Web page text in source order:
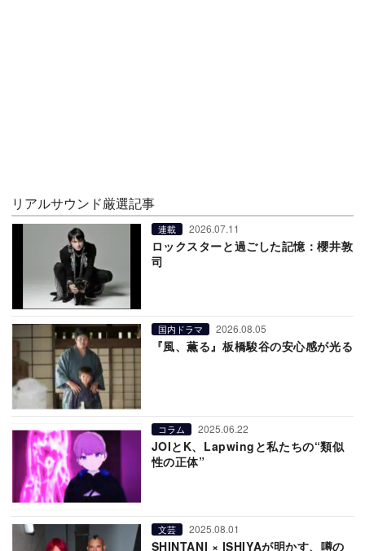
リアルサウンド厳選記事
連載 2026.07.11
ロックスターと過ごした記憶：櫻井敦
司
国内ドラマ 2026.08.05
『風、薫る』板橋駿谷の安心感が光る
コラム 2025.06.22
JOIとK、Lapwingと私たちの“類似
性の正体”
文芸 2025.08.01
SHINTANI × ISHIYAが明かす、噂の